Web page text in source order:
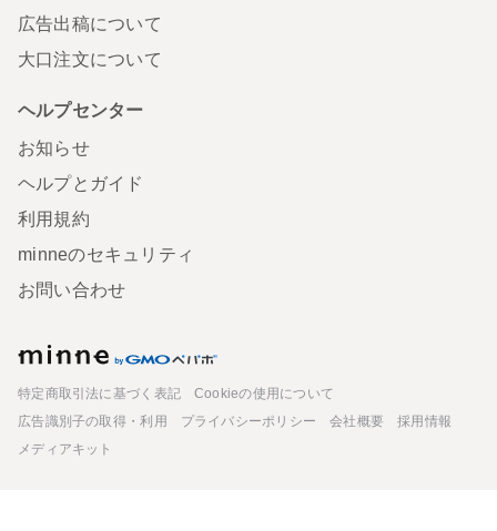
広告出稿について
大口注文について
ヘルプセンター
お知らせ
ヘルプとガイド
利用規約
minneのセキュリティ
お問い合わせ
特定商取引法に基づく表記
Cookieの使用について
広告識別子の取得・利用
プライバシーポリシー 会社概要
採用情報
メディアキット